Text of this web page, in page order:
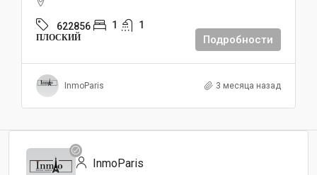
622856 1 1
ПЛОСКИЙ Подробности
InmoParis 3 месяца назад
InmoParis